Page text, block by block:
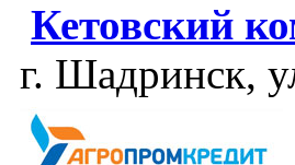
Кетовский
г. Шадринск,